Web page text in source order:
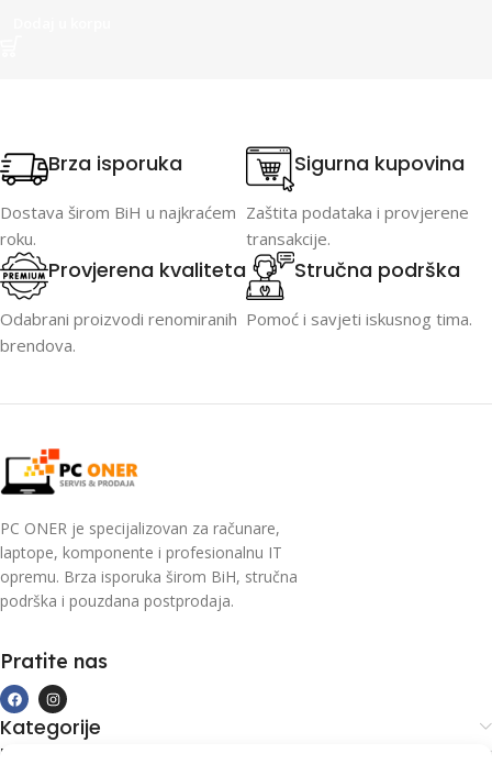
Brza isporuka
Dostava širom BiH u najkraćem
roku.
Sigurna kupovina
Zaštita podataka i provjerene
transakcije.
Provjerena kvaliteta
Odabrani proizvodi renomiranih
brendova.
Stručna podrška
Pomoć i savjeti iskusnog tima.
PC ONER je specijalizovan za računare,
laptope, komponente i profesionalnu IT
opremu. Brza isporuka širom BiH, stručna
podrška i pouzdana postprodaja.
Pratite nas
Kategorije
Kupovina i podrška